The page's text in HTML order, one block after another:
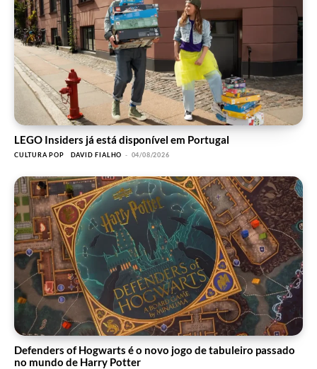
LEGO Insiders já está disponível em Portugal
CULTURA POP DAVID FIALHO - 04/08/2026
Defenders of Hogwarts é o novo jogo de tabuleiro passado
no mundo de Harry Potter